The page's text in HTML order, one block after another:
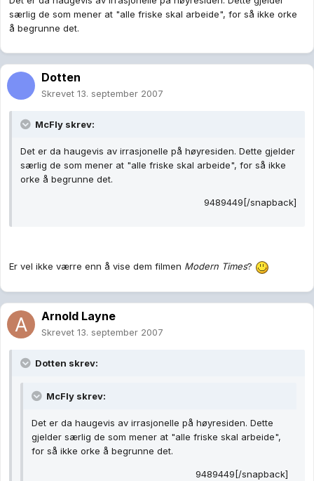
særlig de som mener at "alle friske skal arbeide", for så ikke orke
å begrunne det.
Dotten
Skrevet 13. september 2007
McFly skrev:
Det er da haugevis av irrasjonelle på høyresiden. Dette gjelder
særlig de som mener at "alle friske skal arbeide", for så ikke
orke å begrunne det.
9489449[/snapback]
Er vel ikke værre enn å vise dem filmen Modern Times?
Arnold Layne
Skrevet 13. september 2007
Dotten skrev:
McFly skrev:
Det er da haugevis av irrasjonelle på høyresiden. Dette
gjelder særlig de som mener at "alle friske skal arbeide",
for så ikke orke å begrunne det.
9489449[/snapback]